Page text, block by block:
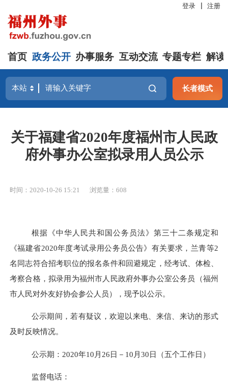
登录 注册
首页 政务公开 办事服务 互动交流 专题专栏 解读
长者模式
关于福建省2020年度福州市人民政
府外事办公室拟录用人员公示
时间：2020-10-26 15:21 浏览量：608
根据《中华人民共和国公务员法》第三十二条规定和
《福建省2020年度考试录用公务员公告》有关要求，兰青等2
名同志符合招考职位的报名条件和回避规定，经考试、体检、
考察合格，拟录用为福州市人民政府外事办公室公务员（福州
市人民对外友好协会参公人员），现予以公示。
公示期间，若有疑议，欢迎以来电、来信、来访的形式
及时反映情况。
公示期： 2020年10月26日－10月30日（五个工作日）
监督电话：